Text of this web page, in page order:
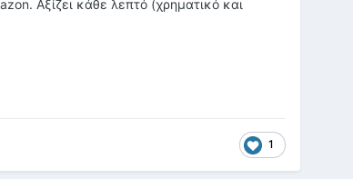
Αξίζει κάθε λεπτό (χρηματικό και
1